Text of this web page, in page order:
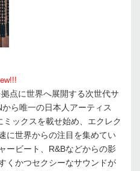
点に世界へ展開する次世代サ
ら唯一の日本人アーティス
ックスを載せ始め、エクレク
に世界からの注目を集めてい
ービート、R&Bなどからの影
くかつセクシーなサウンドが